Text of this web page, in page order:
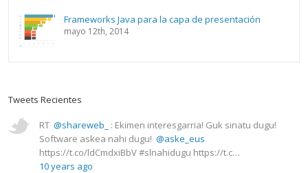
Frameworks Java para la capa de presentación
mayo 12th, 2014
Tweets Recientes
RT @shareweb_
: Ekimen interesgarria! Guk sinatu dugu!
Software askea nahi dugu! @aske_eus
https://t.co/ldCmdxiBbV #slnahidugu https://t.c…
10 years ago